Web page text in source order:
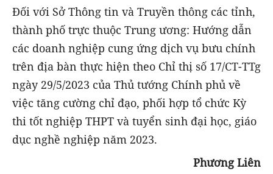
Đối với Sở Thông tin và Truyền thông các tỉnh,
thành phố trực thuộc Trung ương: Hướng dẫn
các doanh nghiệp cung ứng dịch vụ bưu chính
trên địa bàn thực hiện theo Chỉ thị số 17/CT-TTg
ngày 29/5/2023 của Thủ tướng Chính phủ về
việc tăng cường chỉ đạo, phối hợp tổ chức Kỳ
thi tốt nghiệp THPT và tuyển sinh đại học, giáo
dục nghề nghiệp năm 2023.
Phương Liên